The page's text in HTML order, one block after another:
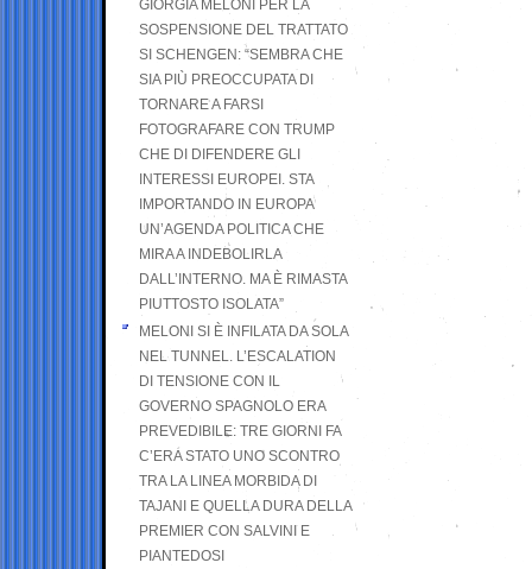
GIORGIA MELONI PER LA
SOSPENSIONE DEL TRATTATO
SI SCHENGEN: “SEMBRA CHE
SIA PIÙ PREOCCUPATA DI
TORNARE A FARSI
FOTOGRAFARE CON TRUMP
CHE DI DIFENDERE GLI
INTERESSI EUROPEI. STA
IMPORTANDO IN EUROPA
UN’AGENDA POLITICA CHE
MIRA A INDEBOLIRLA
DALL’INTERNO. MA È RIMASTA
PIUTTOSTO ISOLATA”
MELONI SI È INFILATA DA SOLA
NEL TUNNEL. L’ESCALATION
DI TENSIONE CON IL
GOVERNO SPAGNOLO ERA
PREVEDIBILE: TRE GIORNI FA
C’ERA STATO UNO SCONTRO
TRA LA LINEA MORBIDA DI
TAJANI E QUELLA DURA DELLA
PREMIER CON SALVINI E
PIANTEDOSI